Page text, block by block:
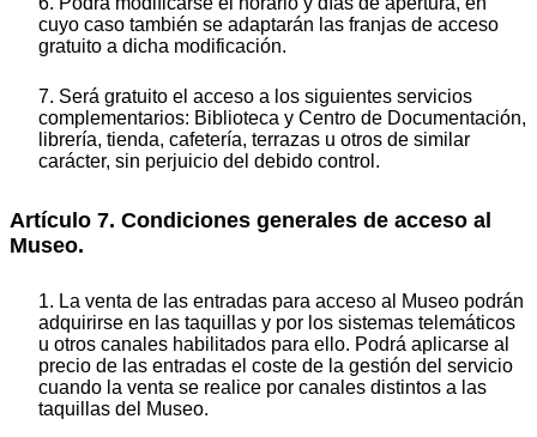
cuyo caso también se adaptarán las franjas de acceso
gratuito a dicha modificación.
7. Será gratuito el acceso a los siguientes servicios
complementarios: Biblioteca y Centro de Documentación,
librería, tienda, cafetería, terrazas u otros de similar
carácter, sin perjuicio del debido control.
Artículo 7. Condiciones generales de acceso al
Museo.
1. La venta de las entradas para acceso al Museo podrán
adquirirse en las taquillas y por los sistemas telemáticos
u otros canales habilitados para ello. Podrá aplicarse al
precio de las entradas el coste de la gestión del servicio
cuando la venta se realice por canales distintos a las
taquillas del Museo.